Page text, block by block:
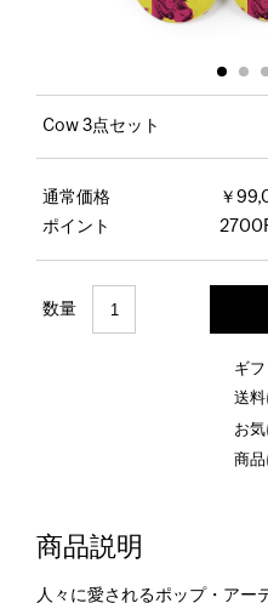
Cow 3点セット
通常価格
￥
ポイント
数量
ギ
送料
お
商
商品説明
人々に愛されるポップ・アー